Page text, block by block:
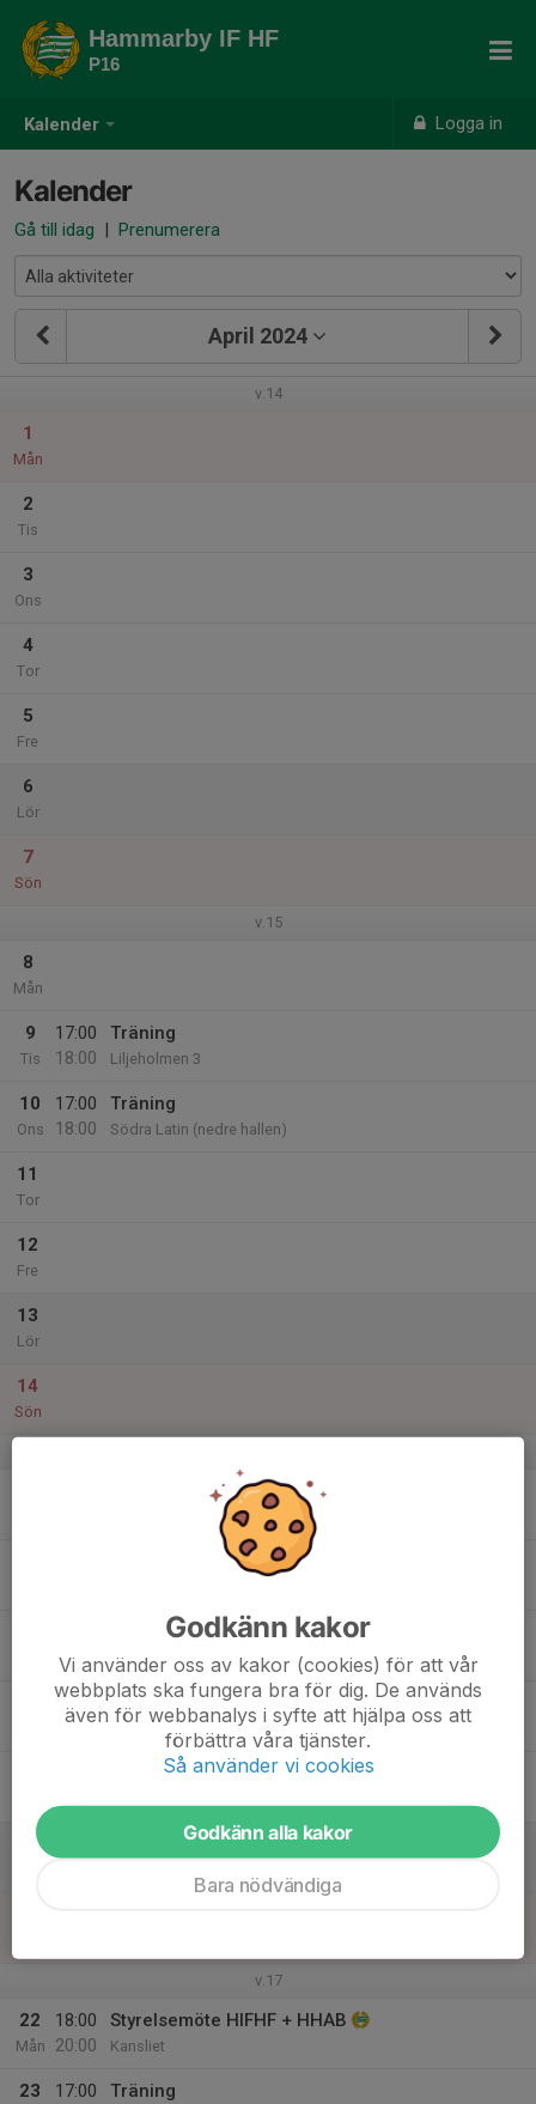
Kalender Logga in
Hammarby IF HF
P16
Kalender
Gå till idag | Prenumerera
April 2024
v.14
1
Mån
2
Tis
3
Ons
4
Tor
5
Fre
6
Lör
7
Sön
v.15
8
Mån
9
Tis
17:00
18:00
Träning
Liljeholmen 3
10
Ons
17:00
18:00
Träning
Södra Latin (nedre hallen)
11
Tor
12
Fre
13
Lör
14
Sön
18:00
Träning
Södra Latin (nedre hallen)
20
v.17
22
Mån
18:00
20:00
Styrelsemöte HIFHF + HHAB
Kansliet
23
17:00
Träning
Godkänn kakor
Vi använder oss av kakor (cookies) för att vår
webbplats ska fungera bra för dig. De används
även för webbanalys i syfte att hjälpa oss att
förbättra våra tjänster.
Så använder vi cookies
Godkänn alla kakor
Bara nödvändiga